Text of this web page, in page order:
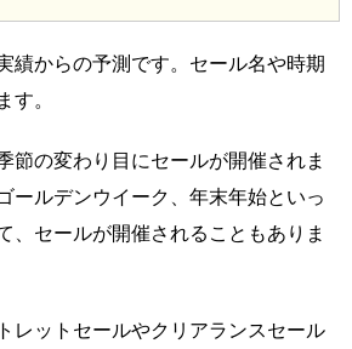
績からの予測です。セール名や時期
す。
節の変わり目にセールが開催されま
ールデンウイーク、年末年始といっ
、セールが開催されることもありま
レットセールやクリアランスセール